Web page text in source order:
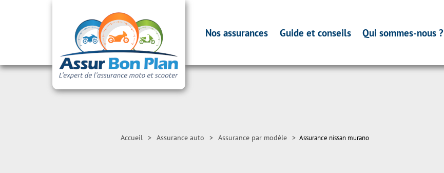
Nos assurances Guide et conseils Qui sommes-nous ?
Accueil > Assurance auto > Assurance par modèle > Assurance nissan murano